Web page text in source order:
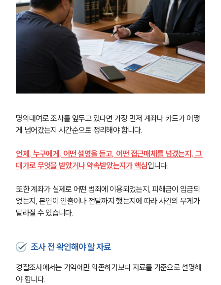
형사전문변호사
소식/자료
언론보도
공지사항
법률 블로그
뉴스레터/브로슈어
세미나
대륜법률상담예약
명의대여로 조사를 앞두고 있다면 가장 먼저 계좌나 카드가 어떻
게 넘어갔는지 시간순으로 정리해야 합니다.
언제, 누구에게, 어떤 설명을 듣고, 어떤 접근매체를 넘겼는지, 그
대가로 무엇을 받았거나 약속받았는지가 핵심입니다.
또한 계좌가 실제로 어떤 범죄에 이용되었는지, 피해금이 입금되
었는지, 본인이 인출이나 전달까지 했는지에 따라 사건의 무게가
달라질 수 있습니다.
조사 전 확인해야 할 자료
경찰조사에서는 기억에만 의존하기보다 자료를 기준으로 설명해
야 합니다.